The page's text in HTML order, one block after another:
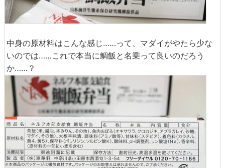
中身の原材料はこんな感じ……って、マダイがやたら少な
いのでは……これで本当に鯛飯と名乗って良いのだろう
か……？